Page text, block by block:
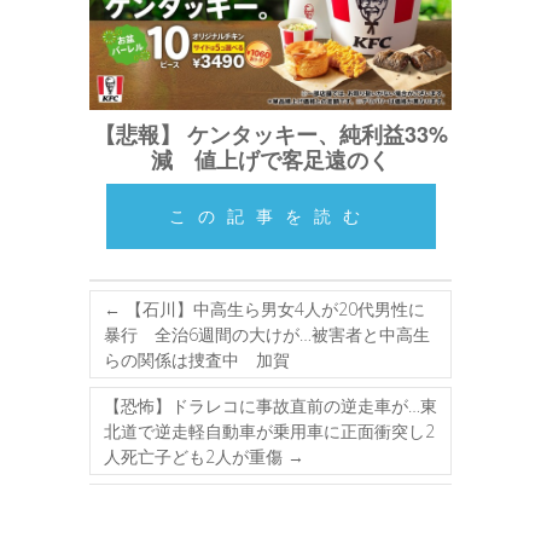
【悲報】 ケンタッキー、純利益33%
減 値上げで客足遠のく
この記事を読む
←
【石川】中高生ら男女4人が20代男性に
暴行 全治6週間の大けが…被害者と中高生
らの関係は捜査中 加賀
【恐怖】ドラレコに事故直前の逆走車が…東
北道で逆走軽自動車が乗用車に正面衝突し2
人死亡子ども2人が重傷 →